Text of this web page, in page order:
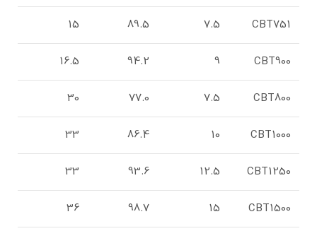
CBT751
7.5
89.5
15
CBT900
9
94.2
16.5
CBT800
7.5
77.0
30
CBT1000
10
86.4
33
CBT1250
12.5
93.6
33
CBT1500
15
98.7
36